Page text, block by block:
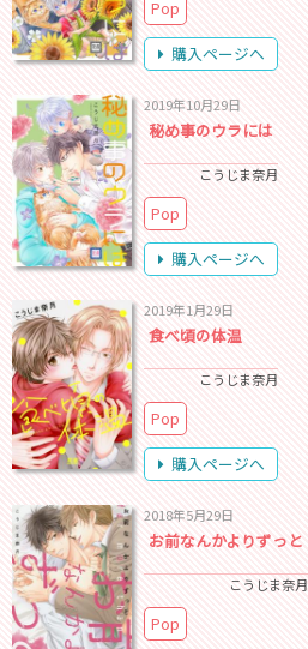
Pop
購入ページへ
2019年10月29日
秘め事のウラには
こうじま奈月
Pop
購入ページへ
2019年1月29日
食べ頃の体温
こうじま奈月
Pop
購入ページへ
2018年5月29日
お前なんかよりずっと
こうじま奈月
Pop